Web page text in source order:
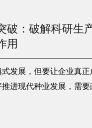
破：破解科研生
用
发展，但要让企业真
进现代种业发展，需